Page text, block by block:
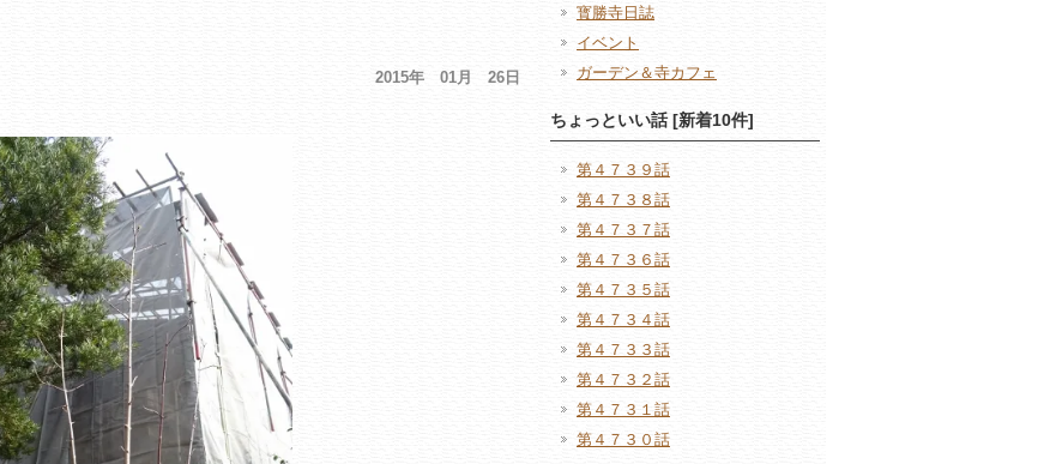
2015年 01月 26日
寳勝寺日誌
イベント
ガーデン＆寺カフェ
ちょっといい話 [新着10件]
第４７３９話
第４７３８話
第４７３７話
第４７３６話
第４７３５話
第４７３４話
第４７３３話
第４７３２話
第４７３１話
第４７３０話